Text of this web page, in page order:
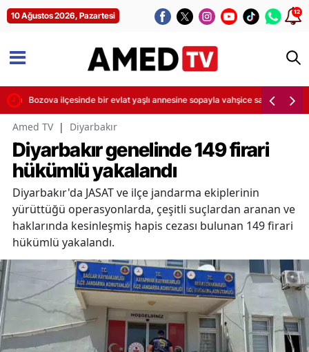
10 Ağustos 2026, Pazartesi 12
değerlendirdi
Bozova ilçesinde bir evlat yaşlı annesine sopayla vahşice saldırdı
Amed TV | Diyarbakır
Diyarbakır genelinde 149 firari
hükümlü yakalandı
Diyarbakır'da JASAT ve ilçe jandarma ekiplerinin
yürüttüğü operasyonlarda, çeşitli suçlardan aranan ve
haklarında kesinleşmiş hapis cezası bulunan 149 firari
hükümlü yakalandı.